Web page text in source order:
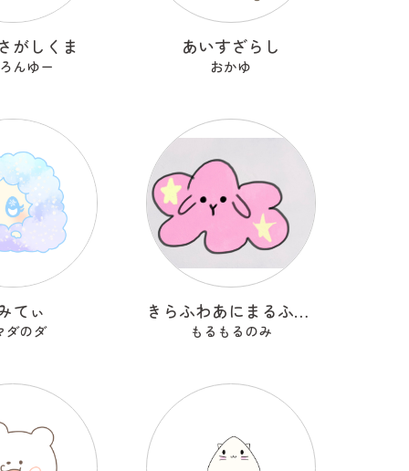
がしくま
んゆー
あいすざらし
おかゆ
てぃ
ダのダ
きらふわあにまるふれんず
もるもるのみ